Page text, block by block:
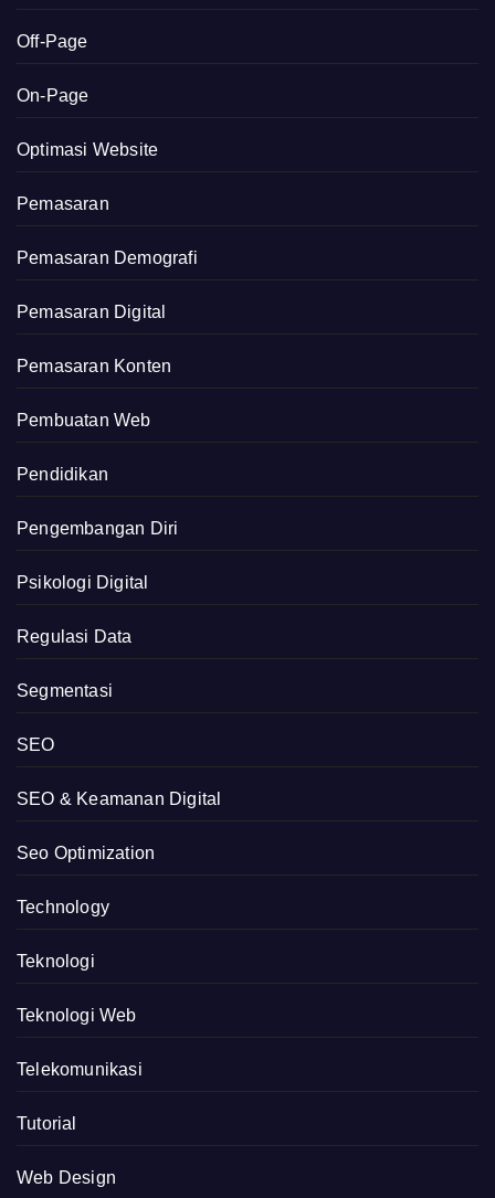
Off-Page
On-Page
Optimasi Website
Pemasaran
Pemasaran Demografi
Pemasaran Digital
Pemasaran Konten
Pembuatan Web
Pendidikan
Pengembangan Diri
Psikologi Digital
Regulasi Data
Segmentasi
SEO
SEO & Keamanan Digital
Seo Optimization
Technology
Teknologi
Teknologi Web
Telekomunikasi
Tutorial
Web Design